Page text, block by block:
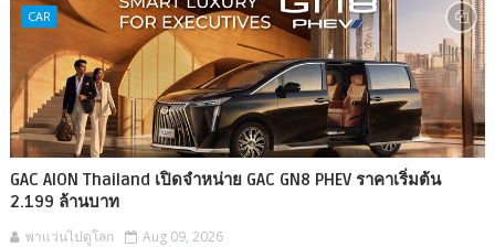
CAR
GAC AION Thailand เปิดจำหน่าย GAC GN8 PHEV ราคาเริ่มต้น
2.199 ล้านบาท
พาแว่นไปดูโลก Aug 09, 2026